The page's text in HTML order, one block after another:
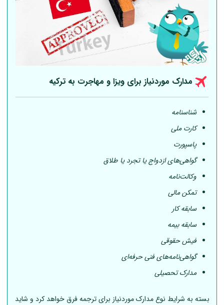
مدارک موردنیاز برای ویزا و مهاجرت به ترکیه
شناسنامه
کارت ملی
پاسپورت
گواهی‌های ازدواج یا تجرد یا طلاق
وکالت‌نامه
تمکن مالی
سابقه کار
سابقه بیمه
فیش حقوقی
گواهی‌نامه‌های فنی حرفه‌ای
مدارک تحصیلی
بسته به شرایط نوع مدارک موردنیاز برای ترجمه فرق خواهد کرد و شاید